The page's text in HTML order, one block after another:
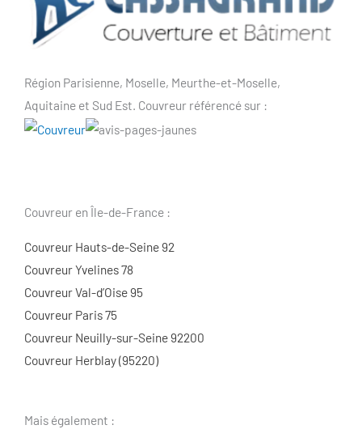
Région Parisienne, Moselle, Meurthe-et-Moselle,
Aquitaine et Sud Est. Couvreur référencé sur :
Couvreur en Île-de-France :
Couvreur Hauts-de-Seine 92
Couvreur Yvelines 78
Couvreur Val-d’Oise 95
Couvreur Paris 75
Couvreur Neuilly-sur-Seine 92200
Couvreur Herblay (95220)
Mais également :